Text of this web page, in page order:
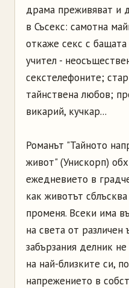
драма преживяват и
в Съсекс: самотна
откаже секс с
учител -
секстелефоните;
тайнствена любов;
викарий, кучкар...
Романът "Тайното
живот" (Унискорп)
ежедневието в
как животът
променя. Всеки има
на света от
забързания делник
на най-близките си,
напрежението в